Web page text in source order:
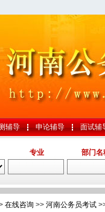
辅导 申论辅导 面试辅
专业 部门名
在线咨询 >> 河南公务员考试